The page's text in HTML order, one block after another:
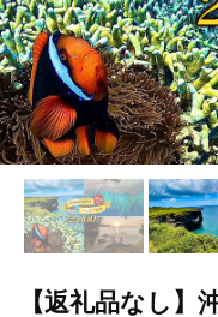
【返礼品なし】